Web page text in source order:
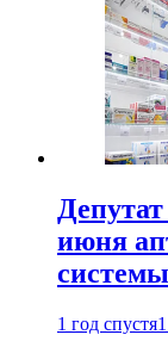
июня
1 год спустя